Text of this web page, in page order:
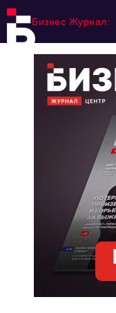
Бизнес Журнал:
Ниши и рынки
Технологии и тренды